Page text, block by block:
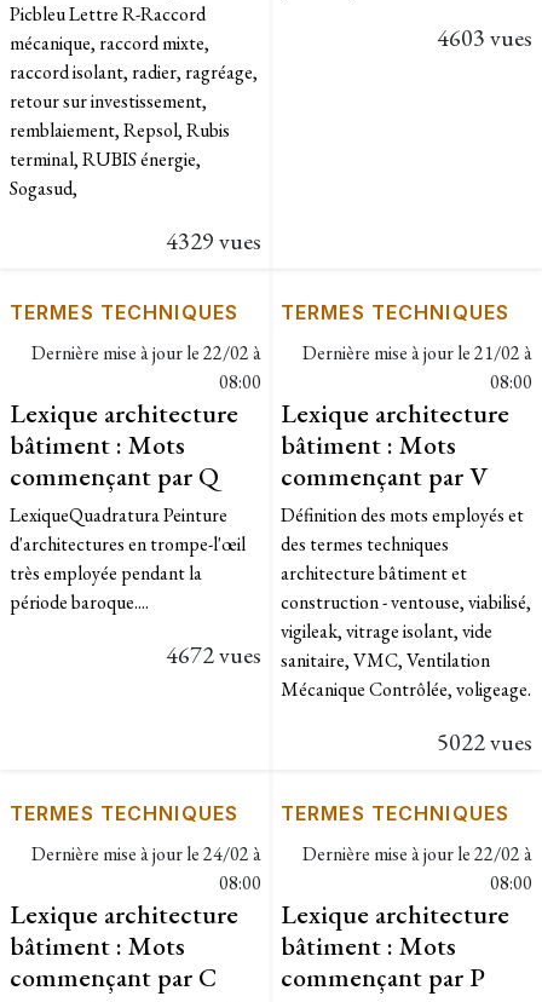
Picbleu Lettre R-Raccord
mécanique, raccord mixte,
raccord isolant, radier, ragréage,
retour sur investissement,
remblaiement, Repsol, Rubis
terminal, RUBIS énergie,
Sogasud,
4329 vues
4603 vues
TERMES TECHNIQUES
Dernière mise à jour le22/02 à
08:00
Lexique architecture
bâtiment : Mots
commençant par Q
Lexique​​Quadratura Peinture
d'architectures en trompe-l'œil
très employée pendant la
période baroque....
4672 vues
TERMES TECHNIQUES
Dernière mise à jour le21/02 à
08:00
Lexique architecture
bâtiment : Mots
commençant par V
Définition des mots employés et
des termes techniques
architecture bâtiment et
construction - ventouse, viabilisé,
vigileak, vitrage isolant, vide
sanitaire, VMC, Ventilation
Mécanique Contrôlée, voligeage.
5022 vues
TERMES TECHNIQUES
Dernière mise à jour le24/02 à
08:00
Lexique architecture
bâtiment : Mots
commençant par C
TERMES TECHNIQUES
Dernière mise à jour le22/02 à
08:00
Lexique architecture
bâtiment : Mots
commençant par P